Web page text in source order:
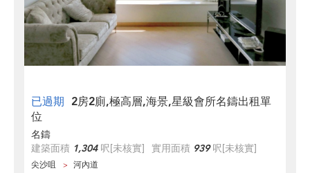
已過期 2房2廁,極高層,海景,星級會所名鑄出租單
位
名鑄
建築面積 1,304呎[未核實] 實用面積 939呎[未核實]
尖沙咀 河內道